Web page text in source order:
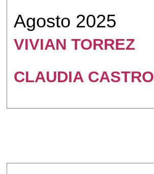
Agosto 2025
VIVIAN TORREZ
CLAUDIA CASTRO